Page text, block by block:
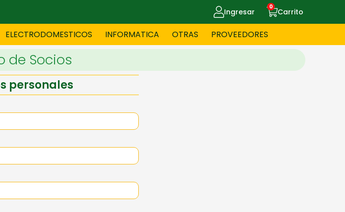
Ingresar Carrito
0
ELECTRODOMESTICOS INFORMATICA OTRAS
BOUTIQUE MASCOTAS
JOYERIA
PROVEEDORES
de Socios
personales